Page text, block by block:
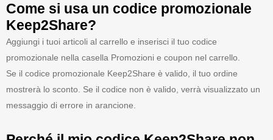
Come si usa un codice promozionale
Keep2Share?
Aggiungi i tuoi articoli al carrello e inserisci il tuo codice
promozionale nella casella Promozioni e coupon nel carrello.
Se il codice promozionale Keep2Share è valido, il tuo ordine
mostrerà lo sconto. Se il codice non è valido, verrà visualizzato un
messaggio di errore in arancione.